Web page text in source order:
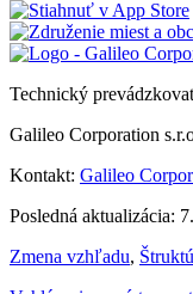
Technický
Galileo Corporation
Kontakt: Galileo
Posledná aktualizácia:
Zmena vzhľadu,